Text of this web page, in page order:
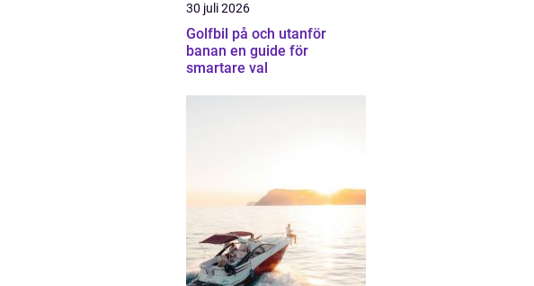
30 juli 2026
Golfbil på och utanför
banan en guide för
smartare val